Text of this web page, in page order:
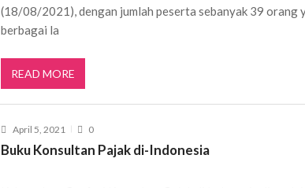
(18/08/2021), dengan jumlah peserta sebanyak 39 orang
berbagai la
READ MORE
April 5, 2021 0
Buku Konsultan Pajak di-Indonesia